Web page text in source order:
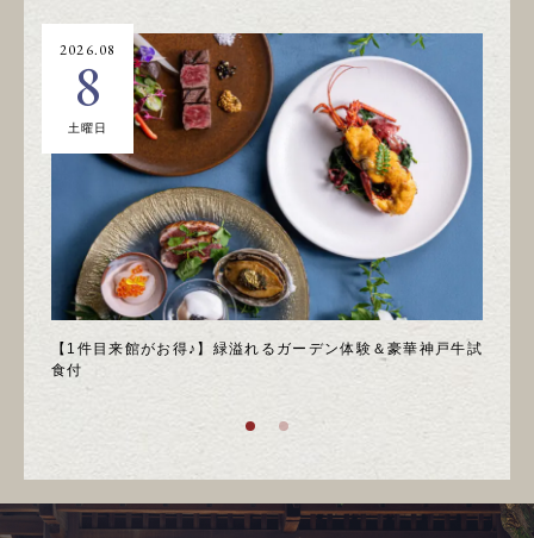
【1件目来館がお得♪】緑溢れるガーデン体験＆豪華神戸牛試
食付
2026.08
8
土曜日